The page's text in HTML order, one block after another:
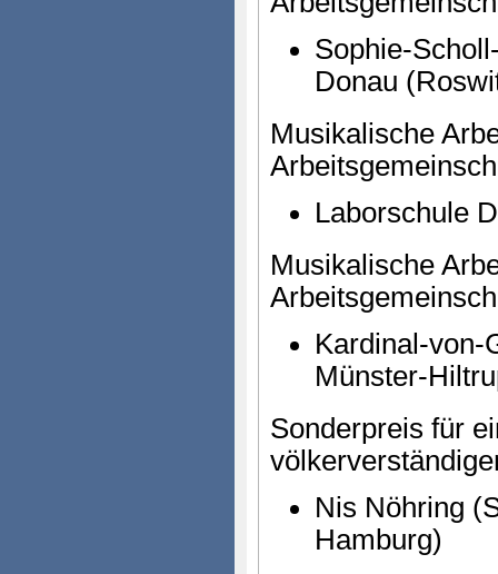
Sophie-
Donau
Musikalische
Laborschule
Musikalische
Kardinal-von-
Münster-
Sonderpreis für
Nis Nöhring
Hamburg)